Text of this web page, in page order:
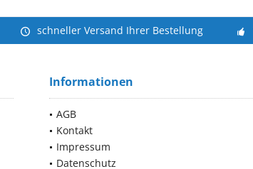
schneller Versand Ihrer Bestellung
Informationen
AGB
Kontakt
Impressum
Datenschutz